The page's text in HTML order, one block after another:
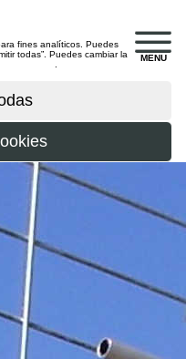
MENU
fines analíticos. Puedes
todas”. Puedes cambiar la